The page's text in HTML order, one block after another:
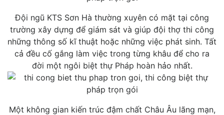
Đội ngũ KTS Sơn Hà thường xuyên có mặt tại công
trường xây dựng để giám sát và giúp đội thợ thi công
những thông số kĩ thuật hoặc những việc phát sinh. Tất
cả đều cố gắng làm việc trong từng khâu để cho ra
đời một ngôi biệt thự Pháp hoàn hảo nhất.
Một không gian kiến trúc đậm chất Châu Âu lãng mạn,